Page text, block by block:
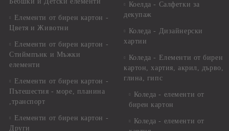
Елементи от бирен картон -
Цветя и Животни
Елементи от бирен картон -
Стиймпънк и Мъжки
елементи
Елементи от бирен картон -
Пътешестия - море, планина
,транспорт
Елементи от бирен картон -
Други
Коелда - Салфетки за
декупаж
Коледа - Дизайнерски
хартии
Коледа - Eлементи от бирен
картон, хартия, акрил, дърво,
глина, гипс
Коледа - елементи от
бирен картон
Коледа - елементи от